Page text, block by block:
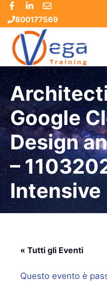
Vai
contenuto
800177569
Google
Design
–
Intensive
« Tutti gli Eventi
Questo evento è